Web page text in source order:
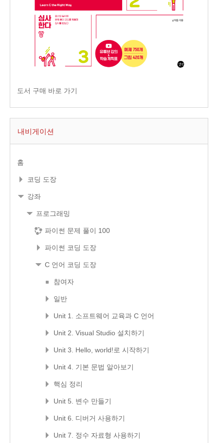
도서 구매 바로 가기
내비게이션
홈
코딩 도장
강좌
프로그래밍
파이썬 문제 풀이 100
파이썬 코딩 도장
C 언어 코딩 도장
참여자
일반
Unit 1. 소프트웨어 교육과 C 언어
Unit 2. Visual Studio 설치하기
Unit 3. Hello, world!로 시작하기
Unit 4. 기본 문법 알아보기
핵심 정리
Unit 5. 변수 만들기
Unit 6. 디버거 사용하기
Unit 7. 정수 자료형 사용하기